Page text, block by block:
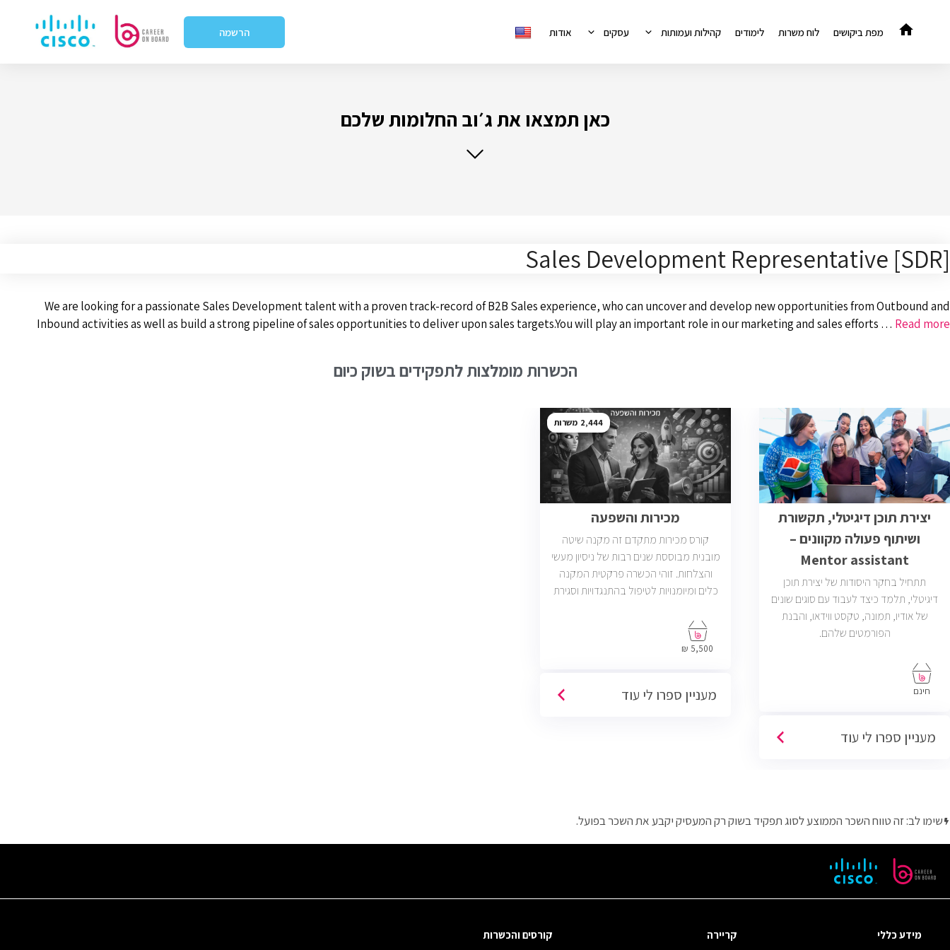
מפת ביקושים לוח משרות לימודים קהילות ועמותות עסקים אודות הרשמה
כאן תמצאו את ג׳וב החלומות שלכם
Sales Development Representative [SDR]
We are looking for a passionate Sales Development talent with a proven track-record of B2B Sales experience, who can uncover and develop new opportunities from Outbound and
Inbound activities as well as build a strong pipeline of sales opportunities to deliver upon sales targets.You will play an important role in our marketing and sales efforts … Read more
הכשרות מומלצות לתפקידים בשוק כיום
יצירת תוכן דיגיטלי, תקשורת
ושיתוף פעולה מקוונים –
Mentor assistant
תתחיל בחקר היסודות של יצירת תוכן
דיגיטלי, תלמד כיצד לעבוד עם סוגים שונים
של אודיו, תמונה, טקסט ווידאו, והבנת
הפורמטים שלהם.
חינם
מעניין ספרו לי עוד
2,444
מכירות והשפעה
קורס מכירות מתקדם זה מקנה שיטה
מובנית מבוססת שנים רבות של ניסיון מעשי
והצלחות. זוהי הכשרה פרקטית המקנה
כלים ומיומנויות לטיפול בהתנגדויות וסגירת
פתוחות בשוק בחברות וארגונים מכל
הסוגים והגדלים (מכירות טלפוניות,5,500 ₪
מעניין ספרו לי עוד
שימו לב: זה טווח השכר הממוצע לסוג תפקיד בשוק רק המעסיק יקבע את השכר בפועל.
מידע כללי קריירה קורסים והכשרות